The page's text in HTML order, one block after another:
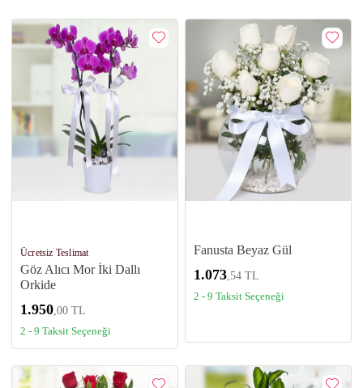
Ücretsiz Teslimat
Göz Alıcı Mor İki Dallı
Orkide
1.950 ,00 TL
2 - 9 Taksit Seçeneği
Fanusta Beyaz Gül
1.073 ,54 TL
2 - 9 Taksit Seçeneği